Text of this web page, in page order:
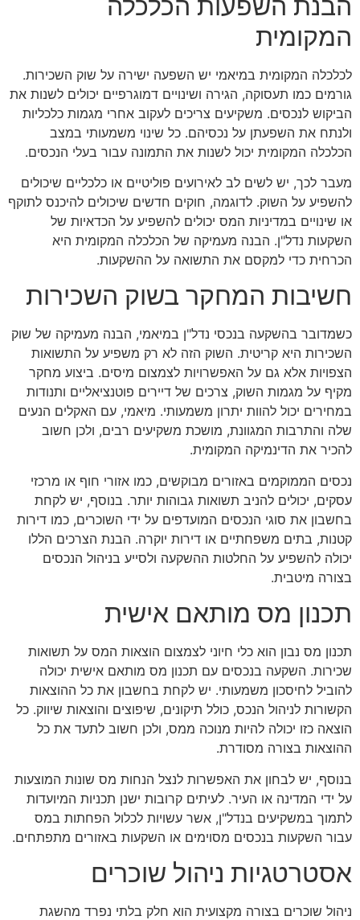
המקומית
לכלכלה המקומית במיאמי יש השפעה ישירה על שוק השכירות.
גורמים כמו תעסוקה, הגירה ושינויים דמוגרפיים יכולים לשנות את
הביקוש לנכסים. משקיעים צריכים לעקוב אחרי מגמות כלכליות
ולנתח את השפעתן על נכסיהם. כל שינוי משמעותי במצב
הכלכלה המקומית יכול לשנות את התמונה עבור בעלי הנכסים.
מעבר לכך, יש לשים לב לאירועים פוליטיים או כלכליים שיכולים
להשפיע על השוק. לדוגמה, חוקים חדשים שיכולים להיכנס לתוקף
או שינויים במדיניות המס יכולים להשפיע על הכדאיות של
השקעות נדל"ן. הבנה מעמיקה של הכלכלה המקומית היא
הכרחית כדי למקסם את התשואה על ההשקעות.
חשיבות המחקר בשוק השכירות
כשמדובר בהשקעה בנכסי נדל"ן במיאמי, הבנה מעמיקה של שוק
השכירות היא קריטית. השוק הזה לא רק משפיע על התשואות
הצפויות אלא גם על האפשרויות לצמצום מיסים. ביצוע מחקר
מקיף על מגמות השוק, צרכים של דיירים פוטנציאליים ותנודות
במחירים יכול להוות יתרון משמעותי. מיאמי, עם האקלים הנעים
שלה והתרבות המגוונת, מושכת משקיעים רבים, ולכן חשוב
להכיר את הדינמיקה המקומית.
נכסים הממוקמים באזורים מבוקשים, כמו אזורי חוף או מרכזי
עסקים, יכולים להניב תשואות גבוהות יותר. בנוסף, יש לקחת
בחשבון את סוגי הנכסים המועדפים על ידי השוכרים, כמו דירות
קטנות, בתים משפחתיים או דירות יוקרה. הבנת הצרכים הללו
יכולה להשפיע על החלטות ההשקעה ולסייע בניהול הנכסים
בצורה מיטבית.
תכנון מס מותאם אישית
תכנון מס נבון הוא כלי חיוני לצמצום הוצאות המס על תשואות
שכירות. השקעה בנכסים עם תכנון מס מותאם אישית יכולה
להוביל לחיסכון משמעותי. יש לקחת בחשבון את כל ההוצאות
הקשורות לניהול הנכס, כולל תיקונים, שיפוצים והוצאות שיווק. כל
הוצאה כזו יכולה להיות מנוכה ממס, ולכן חשוב לתעד את כל
ההוצאות בצורה מסודרת.
בנוסף, יש לבחון את האפשרות לנצל הנחות מס שונות המוצעות
על ידי המדינה או העיר. לעיתים קרובות ישנן תכניות המיועדות
לתמוך במשקיעים בנדל"ן, אשר עשויות לכלול הפחתות במס
עבור השקעות בנכסים מסוימים או השקעות באזורים מתפתחים.
אסטרטגיות ניהול שוכרים
ניהול שוכרים בצורה מקצועית הוא חלק בלתי נפרד מהשגת